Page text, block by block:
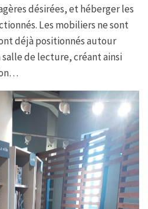
désirées, et héberger les
Les mobiliers ne sont
déjà positionnés autour
de lecture, créant ainsi